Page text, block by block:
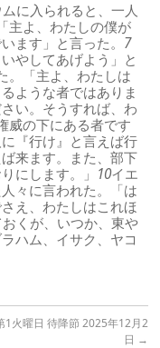
に入られると、一人
主よ、わたしの僕が
ます」と言った。 7
やしてあげよう」と
。「主よ、わたしは
ような者ではありま
い。そうすれば、わ
威の下にある者です
『行け』と言えば行
来ます。また、部下
にします。」 10イエ
々に言われた。「は
え、わたしはこれほ
くが、いつか、東や
ハム、イサク、ヤコ
1火曜日 待降節 2025年12月2
日 →